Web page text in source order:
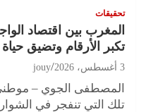
تحقيقات
المغرب بين اقتصاد
تكبر الأرقام وتضيق
3 أغسطس، 2026 jouy
المصطفى الجوي –
تلك التي تنفجر في